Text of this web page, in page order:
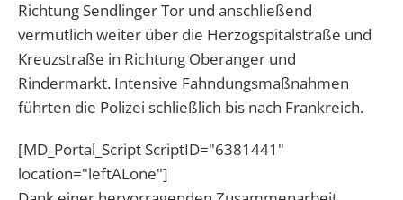
Richtung Sendlinger Tor und anschließend
vermutlich weiter über die Herzogspitalstraße und
Kreuzstraße in Richtung Oberanger und
Rindermarkt. Intensive Fahndungsmaßnahmen
führten die Polizei schließlich bis nach Frankreich.
[MD_Portal_Script ScriptID="6381441"
location="leftALone"]